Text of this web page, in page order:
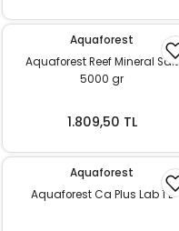
Aquaforest
Aquaforest Reef Mineral Salt
5000 gr
1.809,50 TL
Aquaforest
Aquaforest Ca Plus Lab 1 L